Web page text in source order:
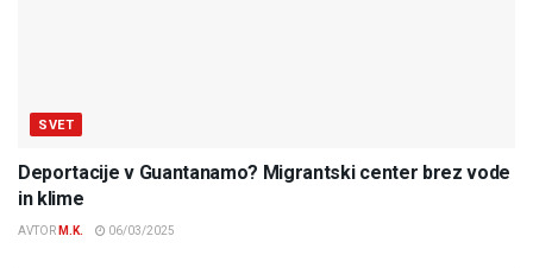
SVET
Deportacije v Guantanamo? Migrantski center brez vode
in klime
AVTOR M.K. 06/03/2025